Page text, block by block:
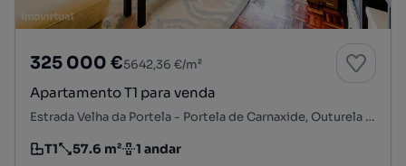
325 000 €5642,36 €/m²
Apartamento T1 para venda
Estrada Velha da Portela - Portela de Carnaxide, Outurela - Portela, Carnaxide e Queijas, Oeiras, Lisboa
Tipologia
T1
Preço por metro quadrado
57.6 m²
Andar 1 andar